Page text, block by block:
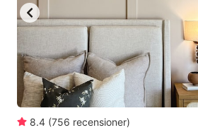
8.4 (756 recensioner)